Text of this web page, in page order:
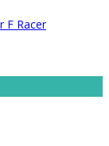
F Racer